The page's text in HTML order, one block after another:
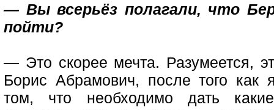
— Вы всерьёз полагали, что
пойти?
— Это скорее мечта. Разумеется,
Борис Абрамович, после того как
том, что необходимо дать